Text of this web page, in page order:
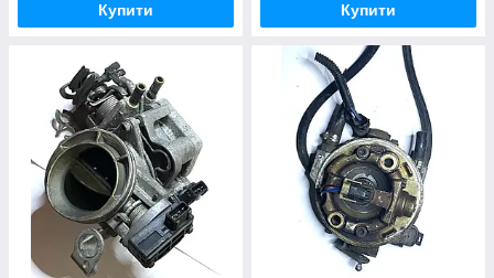
Купити Купити